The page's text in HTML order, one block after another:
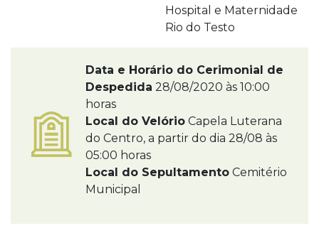
Hospital e Maternidade
Rio do Testo
Data e Horário do Cerimonial de
Despedida 28/08/2020 às 10:00
horas
Local do Velório Capela Luterana
do Centro, a partir do dia 28/08 às
05:00 horas
Local do Sepultamento Cemitério
Municipal